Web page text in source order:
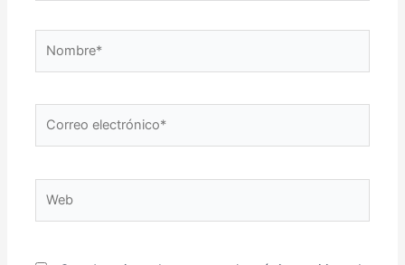
electrónico*